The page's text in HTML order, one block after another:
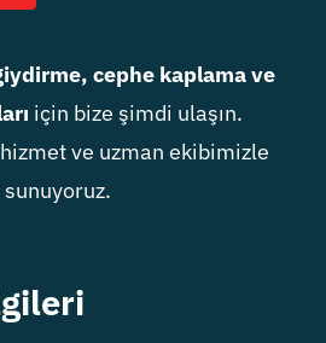
cephe kaplama ve
için bize şimdi ulaşın.
ve uzman ekibimizle